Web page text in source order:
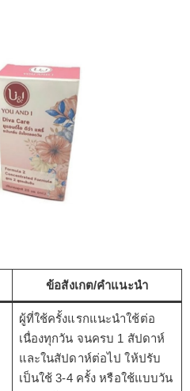
ข้อสังเกต/คำแนะนำ
ผู้ที่ใช้ครั้งแรกแนะนำใช้ต่อ
เนื่องทุกวัน จนครบ 1 สัปดาห์
และในสัปดาห์ต่อไป ให้ปรับ
เป็นใช้ 3-4 ครั้ง หรือใช้แบบวัน